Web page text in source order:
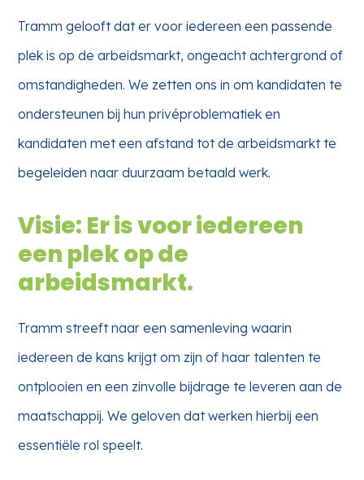
Tramm gelooft dat er voor iedereen een passende
plek is op de arbeidsmarkt, ongeacht achtergrond of
omstandigheden. We zetten ons in om kandidaten te
ondersteunen bij hun privéproblematiek en
kandidaten met een afstand tot de arbeidsmarkt te
begeleiden naar duurzaam betaald werk.
Visie: Er is voor iedereen
een plek op de
arbeidsmarkt.
Tramm streeft naar een samenleving waarin
iedereen de kans krijgt om zijn of haar talenten te
ontplooien en een zinvolle bijdrage te leveren aan de
maatschappij. We geloven dat werken hierbij een
essentiële rol speelt.